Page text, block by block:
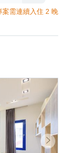
案需連續入住 2 晚